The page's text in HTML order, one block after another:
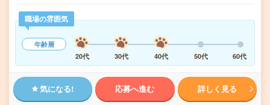
職場の雰囲気
年齢層
20代
30代 40代 50代 60代
気になる! 応募へ進む 詳しく見る